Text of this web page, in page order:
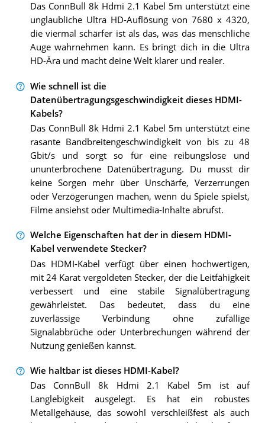
Das ConnBull 8k Hdmi 2.1 Kabel 5m unterstützt eine
unglaubliche Ultra HD-Auflösung von 7680 x 4320,
die viermal schärfer ist als das, was das menschliche
Auge wahrnehmen kann. Es bringt dich in die Ultra
HD-Ära und macht deine Welt klarer und realer.
Wie schnell ist die
Datenübertragungsgeschwindigkeit dieses HDMI-
Kabels?
Das ConnBull 8k Hdmi 2.1 Kabel 5m unterstützt eine
rasante Bandbreitengeschwindigkeit von bis zu 48
Gbit/s und sorgt so für eine reibungslose und
ununterbrochene Datenübertragung. Du musst dir
keine Sorgen mehr über Unschärfe, Verzerrungen
oder Verzögerungen machen, wenn du Spiele spielst,
Filme ansiehst oder Multimedia-Inhalte abrufst.
Welche Eigenschaften hat der in diesem HDMI-
Kabel verwendete Stecker?
Das HDMI-Kabel verfügt über einen hochwertigen,
mit 24 Karat vergoldeten Stecker, der die Leitfähigkeit
verbessert und eine stabile Signalübertragung
gewährleistet. Das bedeutet, dass du eine
zuverlässige Verbindung ohne zufällige
Signalabbrüche oder Unterbrechungen während der
Nutzung genießen kannst.
Wie haltbar ist dieses HDMI-Kabel?
Das ConnBull 8k Hdmi 2.1 Kabel 5m ist auf
Langlebigkeit ausgelegt. Es hat ein robustes
Metallgehäuse, das sowohl verschleißfest als auch